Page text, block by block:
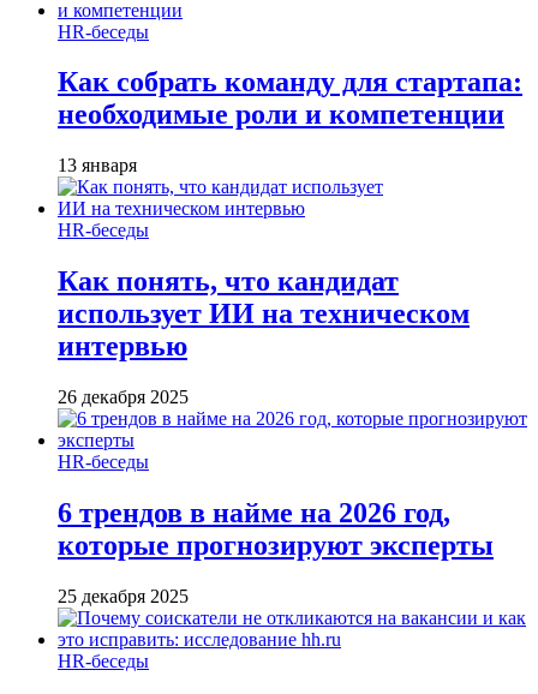
HR-беседы
Как собрать команду для стартапа:
необходимые роли и компетенции
13 января
HR-беседы
Как понять, что кандидат
использует ИИ на техническом
интервью
26 декабря 2025
HR-беседы
6 трендов в найме на 2026 год,
которые прогнозируют эксперты
25 декабря 2025
HR-беседы